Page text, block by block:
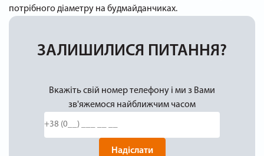
потрібного діаметру на будмайданчиках.
ЗАЛИШИЛИСЯ ПИТАННЯ?
Вкажіть свій номер телефону і ми з Вами
зв'яжемося найближчим часом
Надіслати